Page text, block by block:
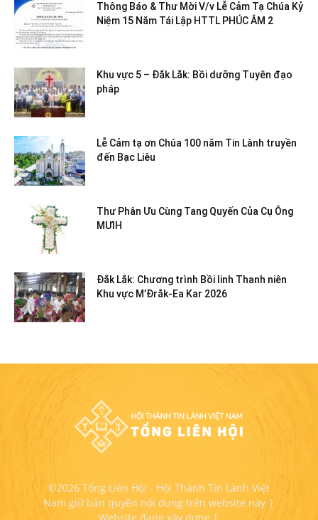
Thông Báo & Thư Mời V/v Lễ Cảm Tạ Chúa Kỷ
Niệm 15 Năm Tái Lập HTTL PHÚC ÂM 2
Khu vực 5 – Đắk Lắk: Bồi dưỡng Tuyên đạo
pháp
Lễ Cảm tạ ơn Chúa 100 năm Tin Lành truyền
đến Bạc Liêu
Thư Phân Ưu Cùng Tang Quyến Của Cụ Ông
MƯIH
Đắk Lắk: Chương trình Bồi linh Thanh niên
Khu vực M’Đrắk-Ea Kar 2026
©2026 Tổng Liên Hội - Hội Thánh Tin Lành Việt
Nam giữ bản quyền nội dung trên website này |